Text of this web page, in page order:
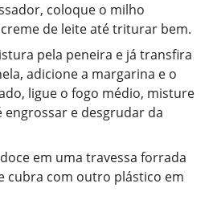
coloque o milho
de leite até triturar bem.
pela peneira e já transfira
adicione a margarina e o
ligue o fogo médio, misture
engrossar e desgrudar da
em uma travessa forrada
cubra com outro plástico em